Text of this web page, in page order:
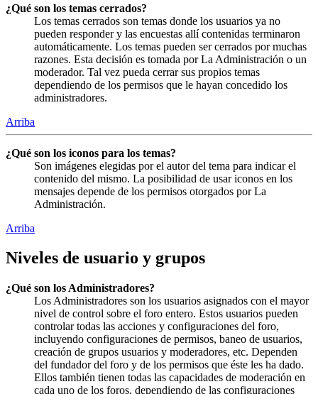
¿Qué son los temas cerrados?
Los temas cerrados son temas donde los usuarios ya no
pueden responder y las encuestas allí contenidas terminaron
automáticamente. Los temas pueden ser cerrados por muchas
razones. Esta decisión es tomada por La Administración o un
moderador. Tal vez pueda cerrar sus propios temas
dependiendo de los permisos que le hayan concedido los
administradores.
Arriba
¿Qué son los iconos para los temas?
Son imágenes elegidas por el autor del tema para indicar el
contenido del mismo. La posibilidad de usar iconos en los
mensajes depende de los permisos otorgados por La
Administración.
Arriba
Niveles de usuario y grupos
¿Qué son los Administradores?
Los Administradores son los usuarios asignados con el mayor
nivel de control sobre el foro entero. Estos usuarios pueden
controlar todas las acciones y configuraciones del foro,
incluyendo configuraciones de permisos, baneo de usuarios,
creación de grupos usuarios y moderadores, etc. Dependen
del fundador del foro y de los permisos que éste les ha dado.
Ellos también tienen todas las capacidades de moderación en
cada uno de los foros, dependiendo de las configuraciones